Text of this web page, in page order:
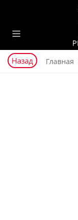
Назад Главная